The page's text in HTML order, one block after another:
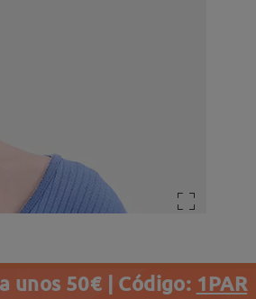
unos 50€ | Código: 1PAR